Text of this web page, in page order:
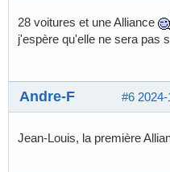
28 voitures et une Alliance
j'espère qu'elle ne sera pas
#6
Andre-F
Jean-Louis, la première